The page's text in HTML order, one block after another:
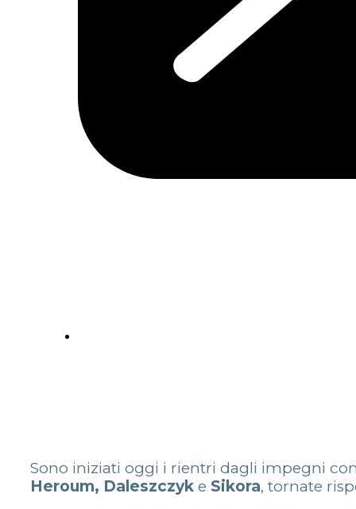
Sono iniziati oggi i rientri dagli impegni
Heroum, Daleszczyk e Sikora, tornate